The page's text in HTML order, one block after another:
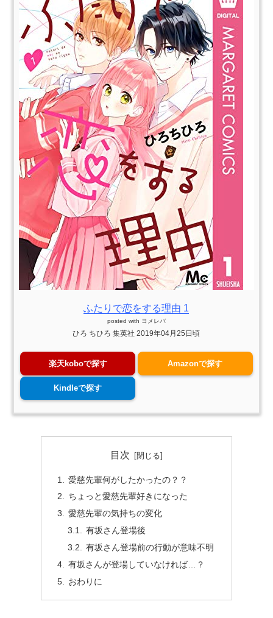
ふたりで恋をする理由 1
posted with ヨメレバ
ひろ ちひろ 集英社 2019年04月25日頃
楽天koboで探す Amazonで探す
Kindleで探す
目次
愛慈先輩何がしたかったの？？
ちょっと愛慈先輩好きになった
愛慈先輩の気持ちの変化
有坂さん登場後
有坂さん登場前の行動が意味不明
有坂さんが登場していなければ…？
おわりに